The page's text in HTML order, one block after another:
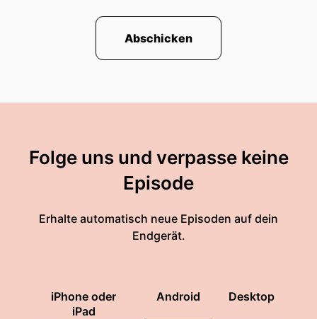
Abschicken
Folge uns und verpasse keine
Episode
Erhalte automatisch neue Episoden auf dein
Endgerät.
iPhone oder
iPad
Android Desktop